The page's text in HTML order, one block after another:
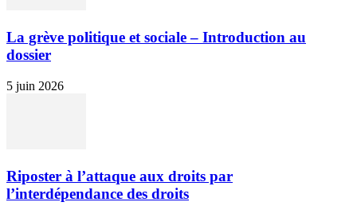
La grève politique et sociale – Introduction au
dossier
5 juin 2026
Riposter à l’attaque aux droits par
l’interdépendance des droits